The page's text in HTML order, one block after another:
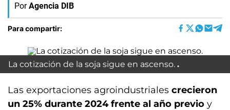
Por Agencia DIB
Para compartir:
La cotización de la soja sigue en ascenso.
Las exportaciones agroindustriales crecieron
un 25% durante 2024 frente al año previo y